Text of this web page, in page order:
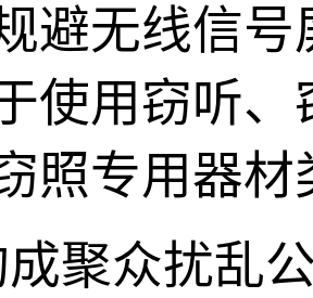
避无线信
使用窃听
照专用器
聚众扰乱